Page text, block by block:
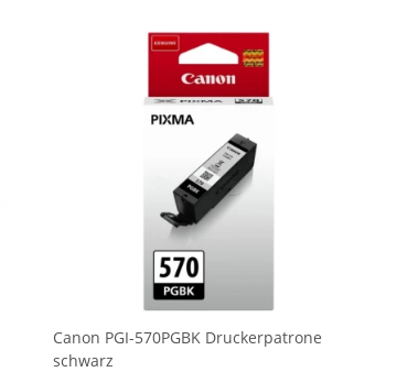
Canon PGI-570PGBK Druckerpatrone
schwarz